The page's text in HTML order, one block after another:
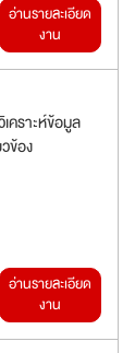
อ่านรายละเอียด
งาน
คราะห์ข้อมูล
ข้อง
อ่านรายละเอียด
งาน